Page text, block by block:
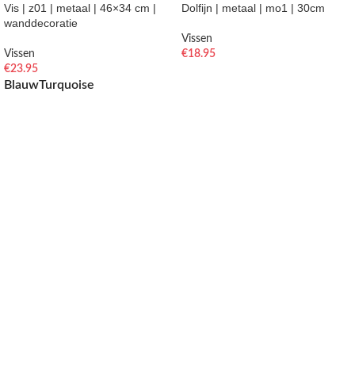
Vis | z01 | metaal | 46×34 cm |
wanddecoratie
Vissen
€23.95
BlauwTurquoise
Dolfijn | metaal | mo1 | 30cm
Vissen
€18.95